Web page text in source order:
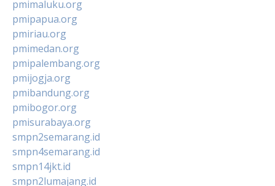
pmimaluku.org
pmipapua.org
pmiriau.org
pmimedan.org
pmipalembang.org
pmijogja.org
pmibandung.org
pmibogor.org
pmisurabaya.org
smpn2semarang.id
smpn4semarang.id
smpn14jkt.id
smpn2lumajang.id